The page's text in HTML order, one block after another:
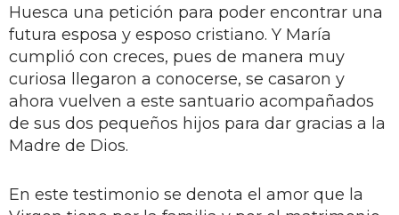
Huesca una petición para poder encontrar una
futura esposa y esposo cristiano. Y María
cumplió con creces, pues de manera muy
curiosa llegaron a conocerse, se casaron y
ahora vuelven a este santuario acompañados
de sus dos pequeños hijos para dar gracias a la
Madre de Dios.
En este testimonio se denota el amor que la